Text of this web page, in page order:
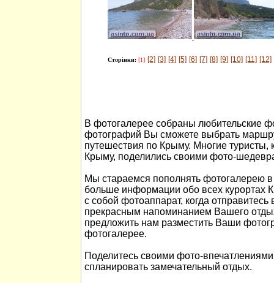
Сторінки: [1] [2] [3] [4] [5] [6] [7] [8] [9] [10] [11] [12]
В фотогалерее собраны любительские
фотографий Вы сможете выбрать
путешествия по Крыму. Многие туристы,
Крыму, поделились своими фото-
Мы стараемся пополнять фотогалерею
больше информации обо всех курортах
с собой фотоаппарат, когда
прекрасным напоминанием Вашего
предложить нам разместить Ваши
фотогалерее.
Поделитесь своими фото-
спланировать замечательный отдых.